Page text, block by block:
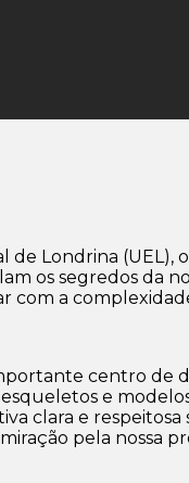
de Londrina (UEL),
os segredos da
com a
centro de
esqueletos e
clara e respeitosa
pela nossa